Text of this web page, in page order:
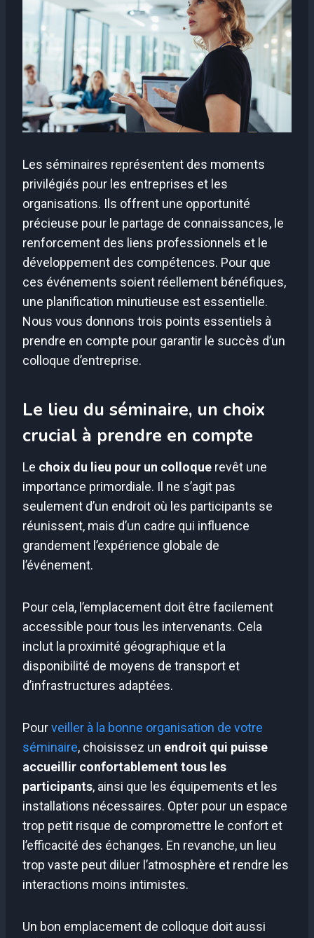
Les séminaires représentent des moments
privilégiés pour les entreprises et les
organisations. Ils offrent une opportunité
précieuse pour le partage de connaissances, le
renforcement des liens professionnels et le
développement des compétences. Pour que
ces événements soient réellement bénéfiques,
une planification minutieuse est essentielle.
Nous vous donnons trois points essentiels à
prendre en compte pour garantir le succès d’un
colloque d’entreprise.
Le lieu du séminaire, un choix
crucial à prendre en compte
Le choix du lieu pour un colloque revêt une
importance primordiale. Il ne s’agit pas
seulement d’un endroit où les participants se
réunissent, mais d’un cadre qui influence
grandement l’expérience globale de
l’événement.
Pour cela, l’emplacement doit être facilement
accessible pour tous les intervenants. Cela
inclut la proximité géographique et la
disponibilité de moyens de transport et
d’infrastructures adaptées.
Pourveiller à la bonne organisation de votre
séminaire, choisissez un endroit qui puisse
accueillir confortablement tous les
participants, ainsi que les équipements et les
installations nécessaires. Opter pour un espace
trop petit risque de compromettre le confort et
l’efficacité des échanges. En revanche, un lieu
trop vaste peut diluer l’atmosphère et rendre les
interactions moins intimistes.
Un bon emplacement de colloque doit aussi